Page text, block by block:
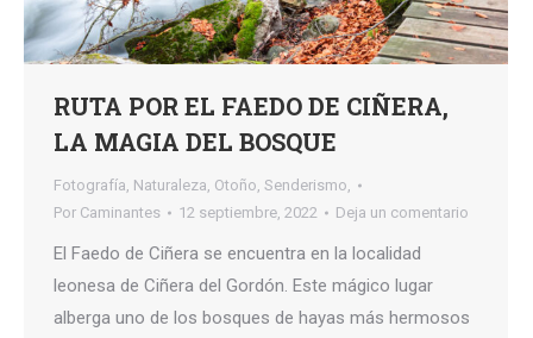
RUTA POR EL FAEDO DE CIÑERA,
LA MAGIA DEL BOSQUE
Fotografía, Naturaleza, Otoño, Senderismo,
Por Caminantes 12 septiembre, 2022 Deja un comentario
El Faedo de Ciñera se encuentra en la localidad
leonesa de Ciñera del Gordón. Este mágico lugar
alberga uno de los bosques de hayas más hermosos